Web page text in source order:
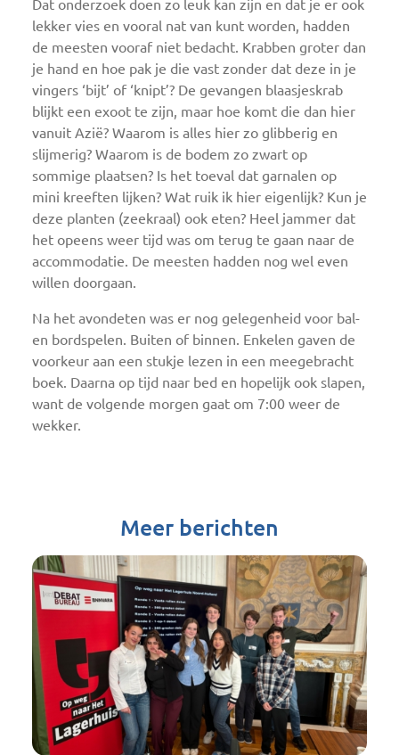
Dat onderzoek doen zo leuk kan zijn en dat je er ook
lekker vies en vooral nat van kunt worden, hadden
de meesten vooraf niet bedacht. Krabben groter dan
je hand en hoe pak je die vast zonder dat deze in je
vingers ‘bijt’ of ‘knipt’? De gevangen blaasjeskrab
blijkt een exoot te zijn, maar hoe komt die dan hier
vanuit Azië? Waarom is alles hier zo glibberig en
slijmerig? Waarom is de bodem zo zwart op
sommige plaatsen? Is het toeval dat garnalen op
mini kreeften lijken? Wat ruik ik hier eigenlijk? Kun je
deze planten (zeekraal) ook eten? Heel jammer dat
het opeens weer tijd was om terug te gaan naar de
accommodatie. De meesten hadden nog wel even
willen doorgaan.
Na het avondeten was er nog gelegenheid voor bal-
en bordspelen. Buiten of binnen. Enkelen gaven de
voorkeur aan een stukje lezen in een meegebracht
boek. Daarna op tijd naar bed en hopelijk ook slapen,
want de volgende morgen gaat om 7:00 weer de
wekker.
Meer berichten